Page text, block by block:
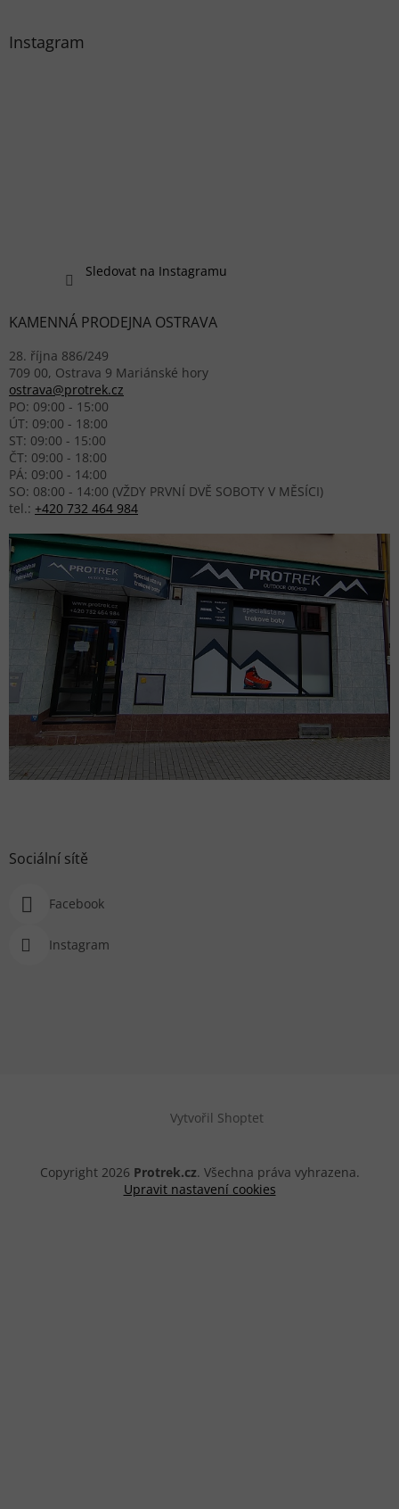
Instagram
Sledovat na Instagramu
KAMENNÁ PRODEJNA OSTRAVA
28. října 886/249
709 00, Ostrava 9 Mariánské hory
ostrava@protrek.cz
PO: 09:00 - 15:00
ÚT: 09:00 - 18:00
ST: 09:00 - 15:00
ČT: 09:00 - 18:00
PÁ: 09:00 - 14:00
SO: 08:00 - 14:00 (VŽDY PRVNÍ DVĚ SOBOTY V MĚSÍCI)
tel.: +420 732 464 984
Sociální sítě
Facebook
Instagram
Vytvořil Shoptet
Copyright 2026 Protrek.cz. Všechna práva vyhrazena.
Upravit nastavení cookies